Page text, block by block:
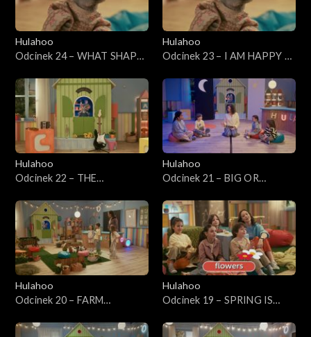
Hulahoo
Odcinek 24 – WHAT SHAPE
Hulahoo
Odcinek 23 – I AM HAPPY -
Hulahoo
Odcinek 22 – THE
Hulahoo
Hulahoo
Odcinek 21 – BIG OR
Przeciwieństwa
Hulahoo
Odcinek 20 – FARM
farmie
Hulahoo
Odcinek 19 – SPRING IS